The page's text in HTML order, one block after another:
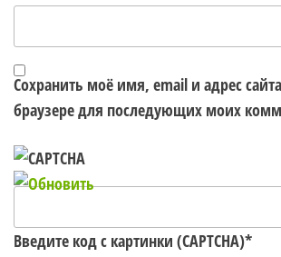
Сохранить моё имя, email и адрес
браузере для последующих моих
Введите код с картинки (CAPTCHA)*